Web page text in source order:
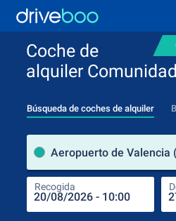
Coche de
alquiler
Búsqueda de coches de alquiler
Recogida